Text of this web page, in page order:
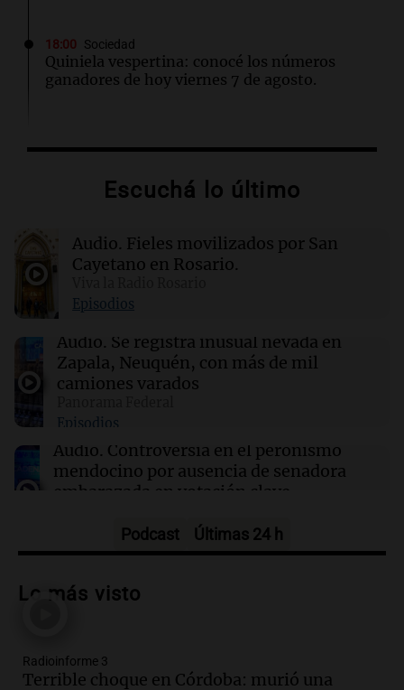
18:00 Sociedad
Quiniela vespertina: conocé los números
ganadores de hoy viernes 7 de agosto.
La insólita charla entre un gomero y Facundo
TC Pick Up: Las "Chatas del Campo
Argentino" vuelven al Autódromo Cabalén en
Octubre.
17:32 Ciencia
Estudio en la Antártida revela riesgos sociales
para astronautas en misiones prolongadas
17:31 Ciencia
Científicos de UCLA logran guiar el calor como
si fuera luz a temperatura ambiente
Escuchá lo último
Audio. Fieles movilizados por San
Cayetano en Rosario.
Episodios
Audio. Se registra inusual nevada en
Zapala, Neuquén, con más de mil
camiones varados
Episodios
Audio. Controversia en el peronismo
mendocino por ausencia de senadora
embarazada en votación clave
Audio.Mateo Bouniba, joven de Villa
en Estados Unidos
Audio.Fieles celebran a San Cayetano
Podcast Últimas 24 h
Lo más visto
Radioinforme 3
Terrible choque en Córdoba: murió una